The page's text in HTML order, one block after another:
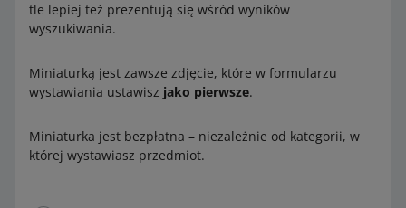
tle lepiej też prezentują się wśród wyników
wyszukiwania.
Miniaturką jest zawsze zdjęcie, które w formularzu
wystawiania ustawisz jako pierwsze.
Miniaturka jest bezpłatna – niezależnie od kategorii, w
której wystawiasz przedmiot.